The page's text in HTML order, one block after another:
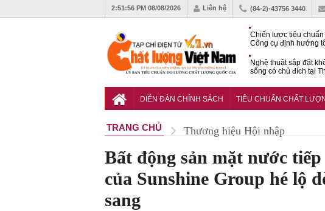
2:51:58 PM 08/08/2026 Liên hệ (84-2)-43756 3440
Chiến lược tiêu
Công cụ định hướng
Nghệ thuật sắp đặt
sống có chủ đích tại
gia đối với xe cũ nhập
DIỄN ĐÀN CHÍNH SÁCH TIÊU CHUẨN CHẤT
TRANG CHỦ Thương hiệu Hội nhập
Bất động sản mặt nước
của Sunshine Group hé lộ
sang